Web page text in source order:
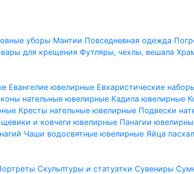
уборы Мантии Повседневная одежда
для крещения Футляры, чехлы, вешала
Евангелие ювелирные Евхаристические
нательные ювелирные Кадила ювелирные
Кресты нательные ювелирные Подвески
и ковчеги ювелирные Панагии
Чаши водосвятные ювелирные Яйца
Скульптуры и статуэтки Сувениры